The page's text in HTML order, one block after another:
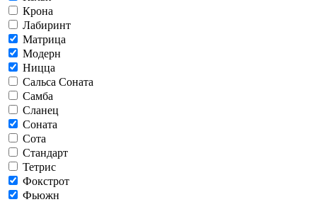
Крона
Лабиринт
Матрица
Модерн
Ницца
Сальса Соната
Самба
Сланец
Соната
Сота
Стандарт
Тетрис
Фокстрот
Фьюжн